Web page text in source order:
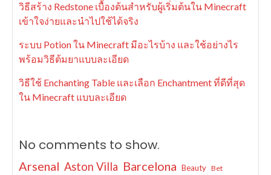
วิธีสร้าง Redstone เบื้องต้นสำหรับผู้เริ่มต้นใน Minecraft
เข้าใจง่ายและนำไปใช้ได้จริง
ระบบ Potion ใน Minecraft มีอะไรบ้าง และใช้อย่างไร
พร้อมวิธีต้มยาแบบละเอียด
วิธีใช้ Enchanting Table และเลือก Enchantment ที่ดีที่สุด
ใน Minecraft แบบละเอียด
No comments to show.
Arsenal Aston Villa Barcelona Beauty Bet